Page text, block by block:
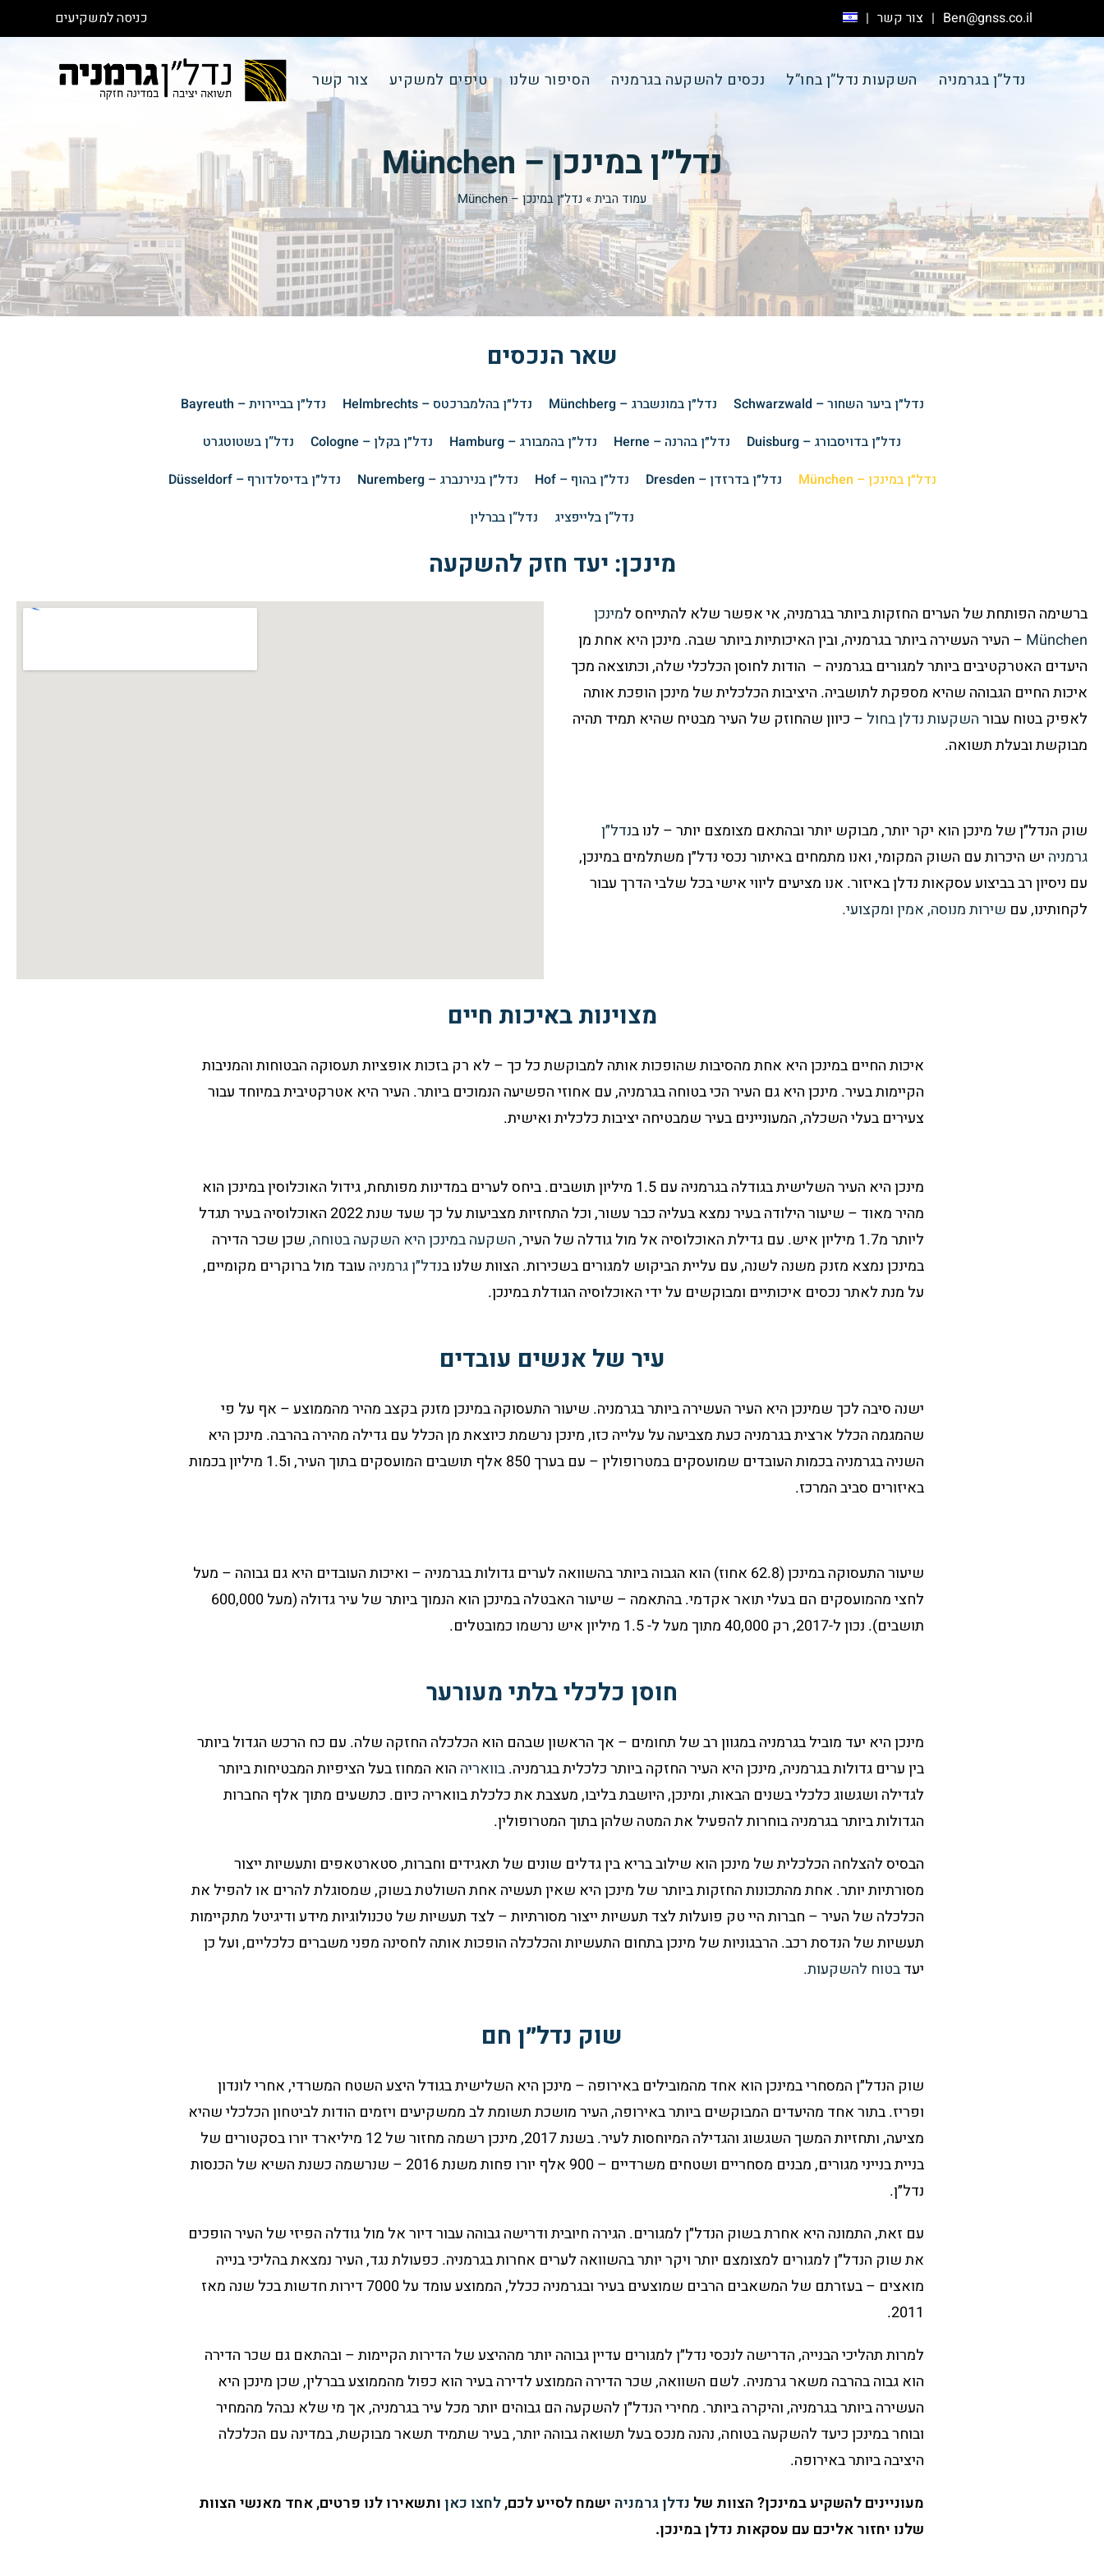
Ben@gnss.co.il צור קשר כניסה למשקיעים
נדל”ן בגרמניה השקעות נדל”ן בחו”ל נכסים להשקעה בגרמניה הסיפור שלנו טיפים למשקיע צור קשר
נדל״ן במינכן – München
עמוד הבית» נדל״ן במינכן – München
שאר הנכסים
נדל״ן ביער השחור – Schwarzwald נדל״ן במונשברג – Münchberg נדל״ן בהלמברכטס – Helmbrechts
נדל״ן בביירוית – Bayreuth
נדל״ן בדויסבורג – Duisburg
נדל״ן בהרנה – Herne נדל״ן בהמבורג – Hamburg נדל״ן בקלן – Cologne
נדל”ן בשטוטגרט
נדל״ן במינכן – München
נדל״ן בדרזדן – Dresden נדל״ן בהוף – Hof נדל״ן בנירנברג – Nuremberg
נדל״ן בדיסלדורף – Düsseldorf
נדל”ן בלייפציג
נדל”ן בברלין
מינכן: יעד חזק להשקעה
ברשימה הפותחת של הערים החזקות ביותר בגרמניה, אי אפשר שלא להתייחס למינכן
München – העיר העשירה ביותר בגרמניה, ובין האיכותיות ביותר שבה. מינכן היא אחת מן
היעדים האטרקטיבים ביותר למגורים בגרמניה – הודות לחוסן הכלכלי שלה, וכתוצאה מכך
איכות החיים הגבוהה שהיא מספקת לתושביה. היציבות הכלכלית של מינכן הופכת אותה
לאפיק בטוח עבורהשקעות נדלן בחול – כיוון שהחוזק של העיר מבטיח שהיא תמיד תהיה
מבוקשת ובעלת תשואה.
שוק הנדל״ן של מינכן הוא יקר יותר, מבוקש יותר ובהתאם מצומצם יותר – לנו בנדל״ן
גרמניה יש היכרות עם השוק המקומי, ואנו מתמחים באיתור נכסי נדל״ן משתלמים במינכן,
עם ניסיון רב בביצוע עסקאות נדלן באיזור. אנו מציעים ליווי אישי בכל שלבי הדרך עבור
לקחותינו, עם שירות מנוסה, אמין ומקצועי.
מצוינות באיכות חיים
איכות החיים במינכן היא אחת מהסיבות שהופכות אותה למבוקשת כל כך – לא רק בזכות אופציות תעסוקה הבטוחות והמניבות
הקיימות בעיר. מינכן היא גם העיר הכי בטוחה בגרמניה, עם אחוזי הפשיעה הנמוכים ביותר. העיר היא אטרקטיבית במיוחד עבור
צעירים בעלי השכלה, המעוניינים בעיר שמבטיחה יציבות כלכלית ואישית.
מינכן היא העיר השלישית בגודלה בגרמניה עם 1.5 מיליון תושבים. ביחס לערים במדינות מפותחת, גידול האוכלוסין במינכן הוא
מהיר מאוד – שיעור הילודה בעיר נמצא בעליה כבר עשור, וכל התחזיות מצביעות על כך שעד שנת 2022 האוכלוסיה בעיר תגדל
ליותר מ1.7 מיליון איש. עם גדילת האוכלוסיה אל מול גודלה של העיר,
השקעה במינכן היא השקעה בטוחה,שכן שכר הדירה
במינכן נמצא מזנק משנה לשנה, עם עליית הביקוש למגורים בשכירות. הצוות שלנו בנדל״ן גרמניה עובד מול ברוקרים מקומיים,
על מנת לאתר נכסים איכותיים ומבוקשים על ידי האוכלוסיה הגודלת במינכן.
עיר של אנשים עובדים
ישנה סיבה לכך שמינכן היא העיר העשירה ביותר בגרמניה. שיעור התעסוקה במינכן מזנק בקצב מהיר מהממוצע – אף על פי
שהמגמה הכלל ארצית בגרמניה כעת מצביעה על עלייה כזו, מינכן נרשמת כיוצאת מן הכלל עם גדילה מהירה בהרבה. מינכן היא
השניה בגרמניה בכמות העובדים שמועסקים במטרופולין – עם בערך 850 אלף תושבים המועסקים בתוך העיר, ו1.5 מיליון בכמות
באיזורים סביב המרכז.
שיעור התעסוקה במינכן (62.8 אחוז) הוא הגבוה ביותר בהשוואה לערים גדולות בגרמניה – ואיכות העובדים היא גם גבוהה – מעל
לחצי מהמועסקים הם בעלי תואר אקדמי. בהתאמה – שיעור האבטלה במינכן הוא הנמוך ביותר של עיר גדולה (מעל 600,000
תושבים). נכון ל-2017, רק 40,000 מתוך מעל ל- 1.5 מיליון איש נרשמו כמובטלים.
חוסן כלכלי בלתי מעורער
מינכן היא יעד מוביל בגרמניה במגוון רב של תחומים – אך הראשון שבהם הוא הכלכלה החזקה שלה. עם כח הרכש הגדול ביותר
בין ערים גדולות בגרמניה, מינכן היא העיר החזקה ביותר כלכלית בגרמניה.בוואריה הוא המחוז בעל הציפיות המבטיחות ביותר
לגדילה ושגשוג כלכלי בשנים הבאות, ומינכן, היושבת בליבו, מעצבת את כלכלת בוואריה כיום. כתשעים מתוך אלף החברות
הגדולות ביותר בגרמניה בוחרות להפעיל את המטה שלהן בתוך המטרופולין.
הבסיס להצלחה הכלכלית של מינכן הוא שילוב בריא בין גדלים שונים של תאגידים וחברות, סטארטאפים ותעשיות ייצור
מסורתיות יותר. אחת מהתכונות החזקות ביותר של מינכן היא שאין תעשיה אחת השולטת בשוק, שמסוגלת להרים או להפיל את
הכלכלה של העיר – חברות היי טק פועלות לצד תעשיות ייצור מסורתיות – לצד תעשיות של טכנולוגיות מידע ודיגיטל מתקיימות
תעשיות של הנדסת רכב. הרבגוניות של מינכן בתחום התעשיות והכלכלה הופכות אותה לחסינה מפני משברים כלכליים, ועל כן
יעדבטוח להשקעות.
שוק נדל״ן חם
שוק הנדל״ן המסחרי במינכן הוא אחד מהמובילים באירופה – מינכן היא השלישית בגודל היצע השטח המשרדי, אחרי לונדון
ופריז. בתור אחד מהיעדים המבוקשים ביותר באירופה, העיר מושכת תשומת לב ממשקיעים ויזמים הודות לביטחון הכלכלי שהיא
מציעה, ותחזיות המשך השגשוג והגדילה המיוחסות לעיר. בשנת 2017, מינכן רשמה מחזור של 12 מיליארד יורו בסקטורים של
בניית בנייני מגורים, מבנים מסחריים ושטחים משרדיים – 900 אלף יורו פחות משנת 2016 – שנרשמה כשנת השיא של הכנסות
נדל״ן.
עם זאת, התמונה היא אחרת בשוק הנדל״ן למגורים. הגירה חיובית ודרישה גבוהה עבור דיור אל מול גודלה הפיזי של העיר הופכים
את שוק הנדל״ן למגורים למצומצם יותר ויקר יותר בהשוואה לערים אחרות בגרמניה. כפעולת נגד, העיר נמצאת בהליכי בנייה
מואצים – בעזרתם של המשאבים הרבים שמוצעים בעיר ובגרמניה ככלל, הממוצע עומד על 7000 דירות חדשות בכל שנה מאז
2011.
למרות תהליכי הבנייה, הדרישה לנכסי נדל״ן למגורים עדיין גבוהה יותר מההיצע של הדירות הקיימות – ובהתאם גם שכר הדירה
הוא גבוה בהרבה משאר גרמניה. לשם השוואה, שכר הדירה הממוצע לדירה בעיר הוא כפול מהממוצע בברלין, שכן מינכן היא
העשירה ביותר בגרמניה, והיקרה ביותר. מחירי הנדל״ן להשקעה הם גבוהים יותר מכל עיר בגרמניה, אך מי שלא נבהל מהמחיר
ובוחר במינכן כיעד להשקעה בטוחה, נהנה מנכס בעל תשואה גבוהה יותר, בעיר שתמיד תשאר מבוקשת, במדינה עם הכלכלה
היציבה ביותר באירופה.
מעוניינים להשקיע במינכן? הצוות של נדלן גרמניה ישמח לסייע לכם,לחצו כאן ותשאירו לנו פרטים, אחד מאנשי הצוות
שלנו יחזור אליכם עם עסקאות נדלן במינכן.